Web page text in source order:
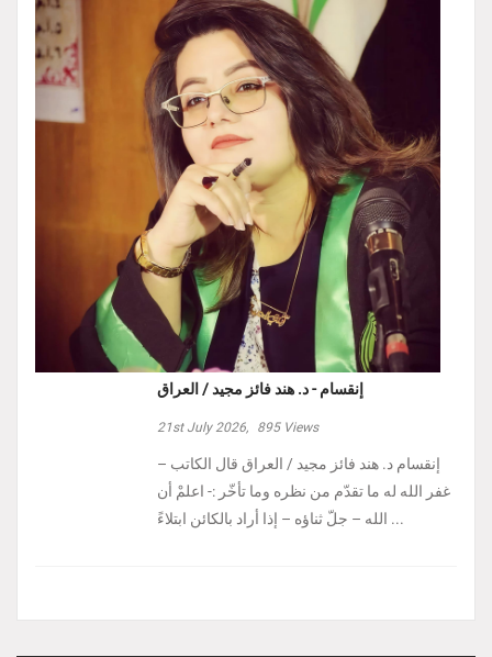
إنقسام - د. هند فائز مجيد / العراق
21st July 2026, 895Views
إنقسام د. هند فائز مجيد / العراق ‏قال الكاتب –
غفر الله له ما تقدّم من نظره وما تأخّر :- ‏اعلمْ أن
الله – جلّ ثناؤه – إذا أراد بالكائن ابتلاءً ...